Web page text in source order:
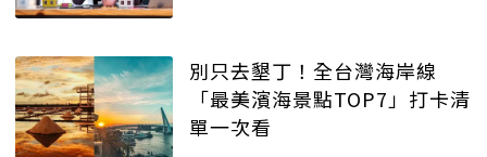
別只去墾丁！全台灣海岸線
「最美濱海景點TOP7」打卡清
單一次看